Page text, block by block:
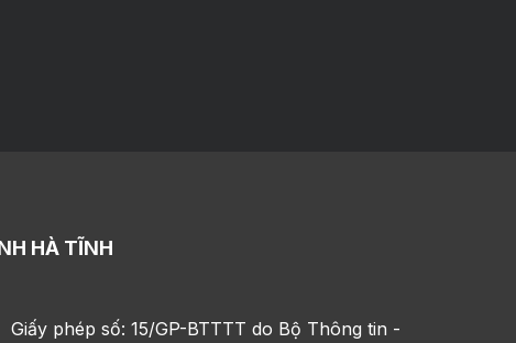
HÀ TĨNH
Giấy phép số: 15/GP-BTTTT do Bộ Thông tin -